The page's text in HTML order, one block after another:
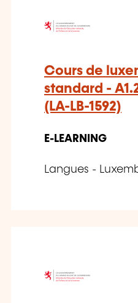
Cours de
standard -
(LA-LB-1592)
E-LEARNING
Langues -